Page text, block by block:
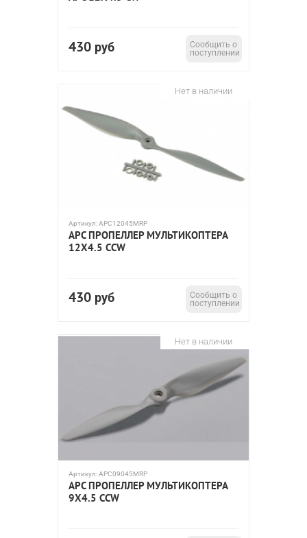
430 руб
Сообщить о
поступлении
Нет в наличии
Артикул:APC12045MRP
APC ПРОПЕЛЛЕР МУЛЬТИКОПТЕРА
12X4.5 CCW
430 руб
Сообщить о
поступлении
Нет в наличии
Артикул:APC09045MRP
APC ПРОПЕЛЛЕР МУЛЬТИКОПТЕРА
9X4.5 CCW